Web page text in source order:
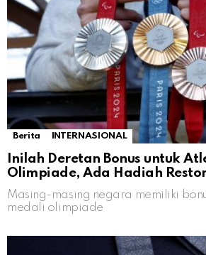
Berita INTERNASIONAL
Inilah Deretan Bonus untuk
Olimpiade, Ada Hadiah
Masing-masing negara memiliki
medali olimpiade